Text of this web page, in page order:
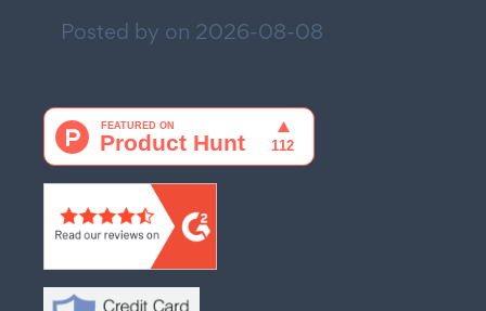
Posted by on 2026-08-08